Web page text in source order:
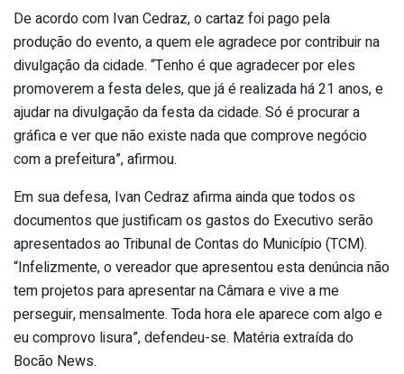
De acordo com Ivan Cedraz, o cartaz foi pago pela
produção do evento, a quem ele agradece por contribuir na
divulgação da cidade. “Tenho é que agradecer por eles
promoverem a festa deles, que já é realizada há 21 anos, e
ajudar na divulgação da festa da cidade. Só é procurar a
gráfica e ver que não existe nada que comprove negócio
com a prefeitura”, afirmou.
Em sua defesa, Ivan Cedraz afirma ainda que todos os
documentos que justificam os gastos do Executivo serão
apresentados ao Tribunal de Contas do Município (TCM).
“Infelizmente, o vereador que apresentou esta denúncia não
tem projetos para apresentar na Câmara e vive a me
perseguir, mensalmente. Toda hora ele aparece com algo e
eu comprovo lisura”, defendeu-se. Matéria extraída do
Bocão News.